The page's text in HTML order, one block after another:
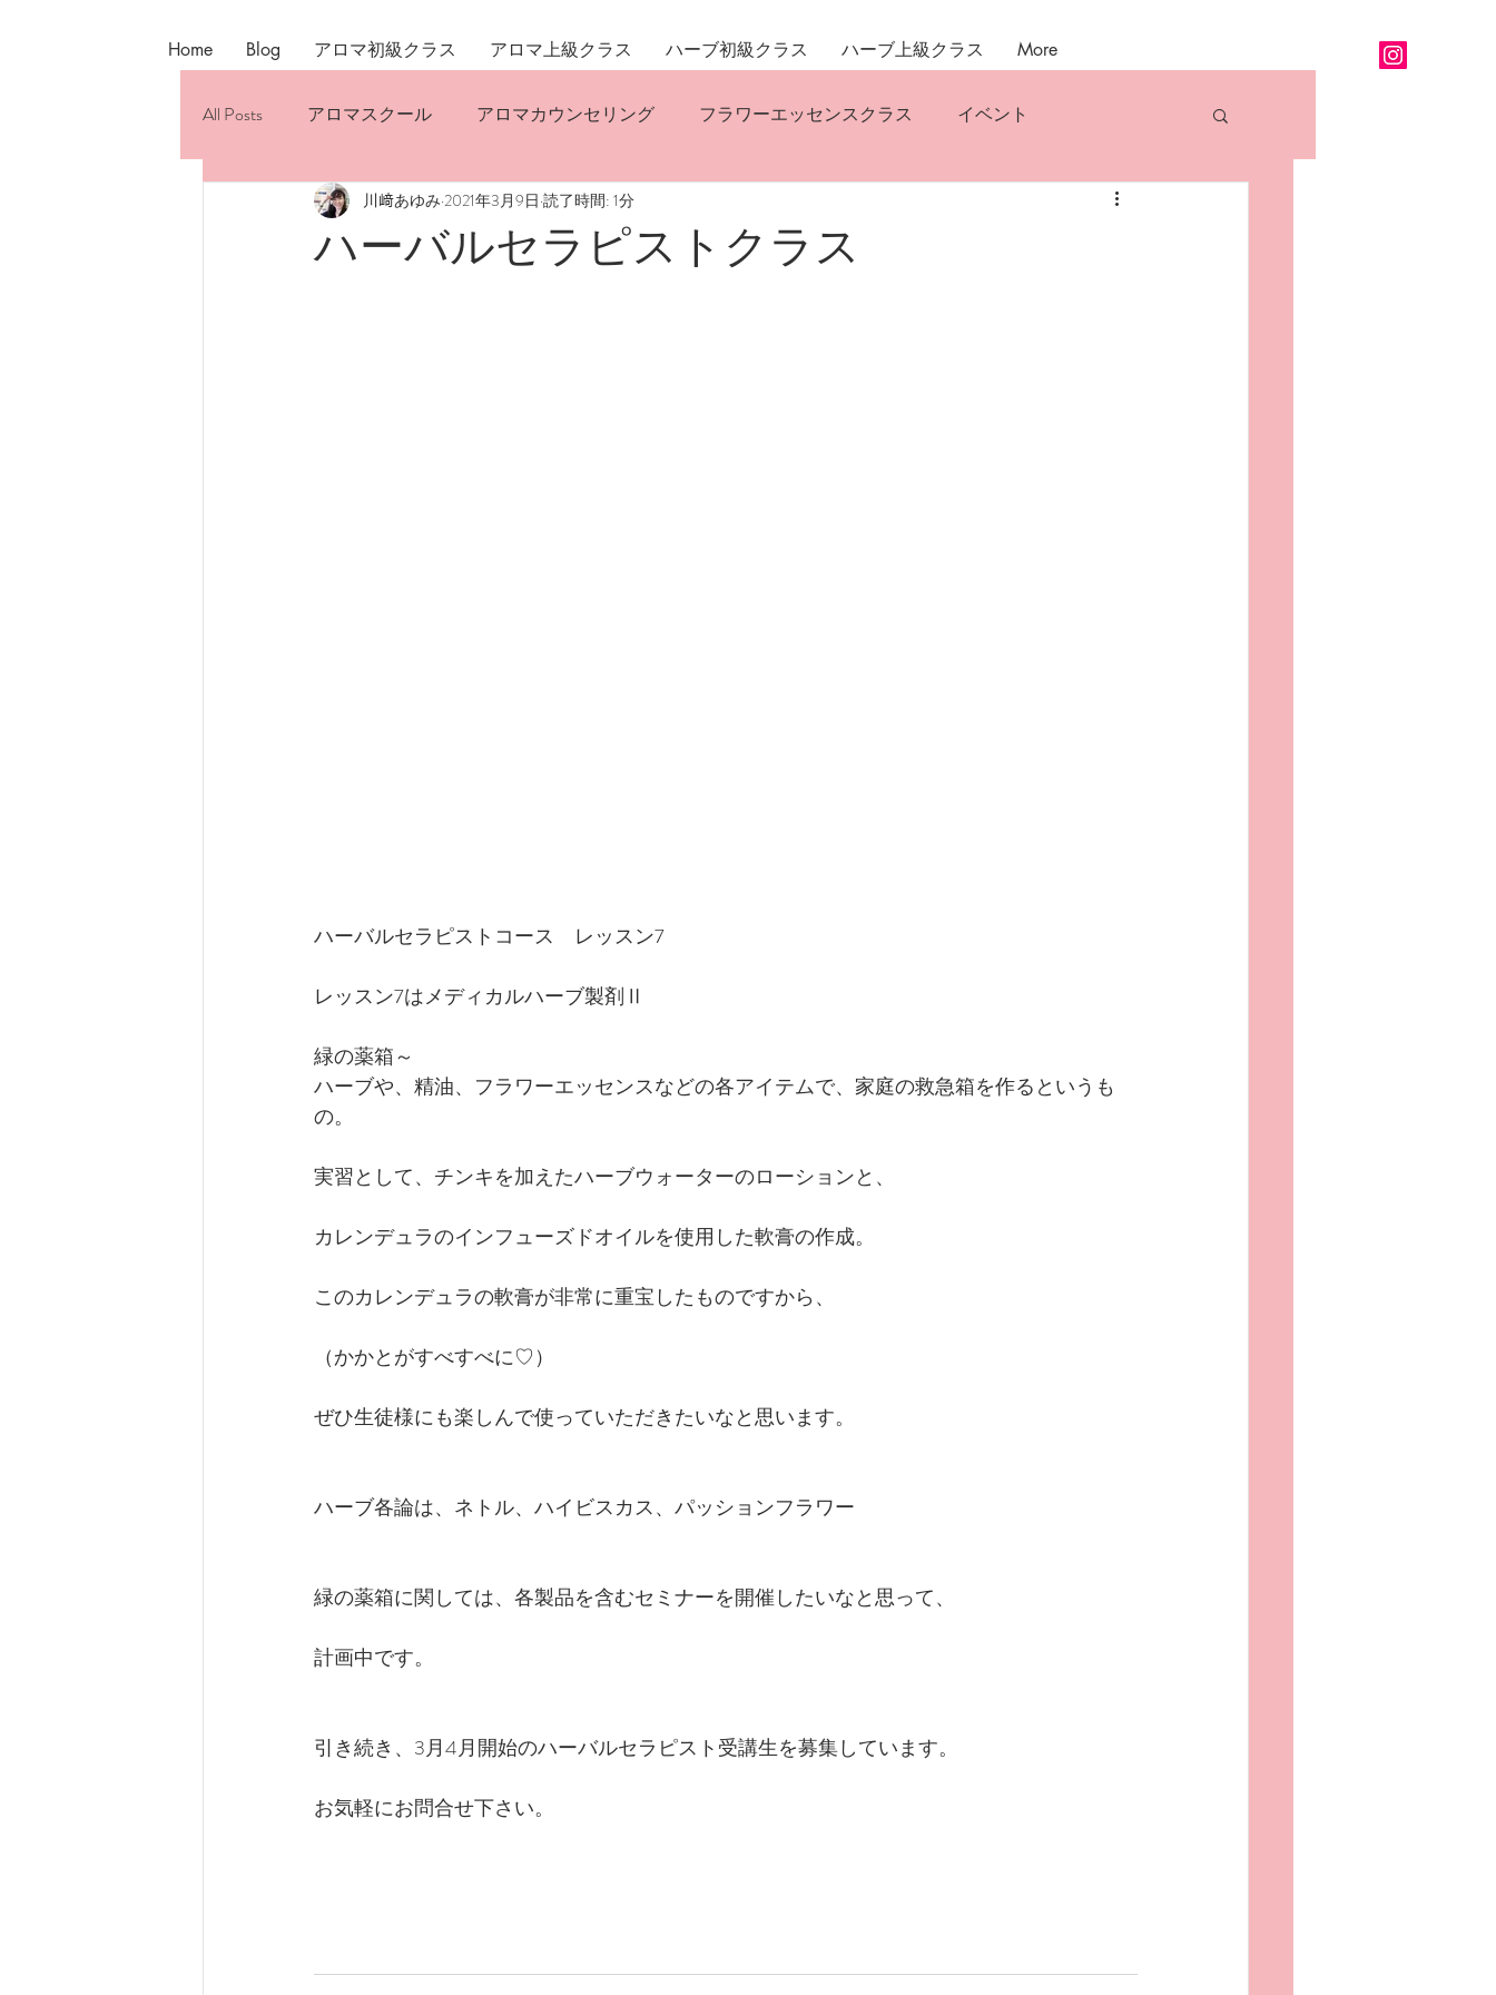
Home Blog アロマ初級クラス アロマ上級クラス ハーブ初級クラス ハーブ上級クラス More
All Posts アロマスクール アロマカウンセリング フラワーエッセンスクラス イベント
おすすめのアロマケア ホリスティックハーバルコンサルテーション アロマ精油各論
ハーバルセラピストクラス
川﨑あゆみ 2021年3月9日 読了時間: 1分
ハーバルセラピストコース　レッスン7
レッスン7はメディカルハーブ製剤Ⅱ
緑の薬箱～
ハーブや、精油、フラワーエッセンスなどの各アイテムで、家庭の救急箱を作るというも
の。
実習として、チンキを加えたハーブウォーターのローションと、
カレンデュラのインフューズドオイルを使用した軟膏の作成。
このカレンデュラの軟膏が非常に重宝したものですから、
（かかとがすべすべに♡）
ぜひ生徒様にも楽しんで使っていただきたいなと思います。
ハーブ各論は、ネトル、ハイビスカス、パッションフラワー
緑の薬箱に関しては、各製品を含むセミナーを開催したいなと思って、
計画中です。
引き続き、3月4月開始のハーバルセラピスト受講生を募集しています。
お気軽にお問合せ下さい。